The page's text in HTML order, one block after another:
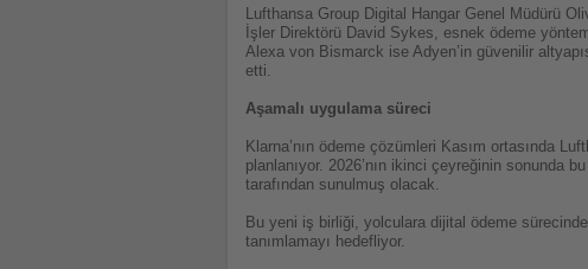
Lufthansa Group Digital Hangar Genel Müdürü
İşler Direktörü David Sykes, esnek ödeme
Alexa von Bismarck ise Adyen’in güvenilir
etti.
Aşamalı uygulama süreci
Klarna’nın ödeme çözümleri Kasım ortasında
planlanıyor. 2026’nın ikinci çeyreğinin sonunda
tarafından sunulmuş olacak.
Bu yeni iş birliği, yolculara dijital ödeme
tanımlamayı hedefliyor.